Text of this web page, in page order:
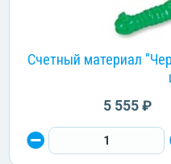
Счетный материал
5 555 ₽